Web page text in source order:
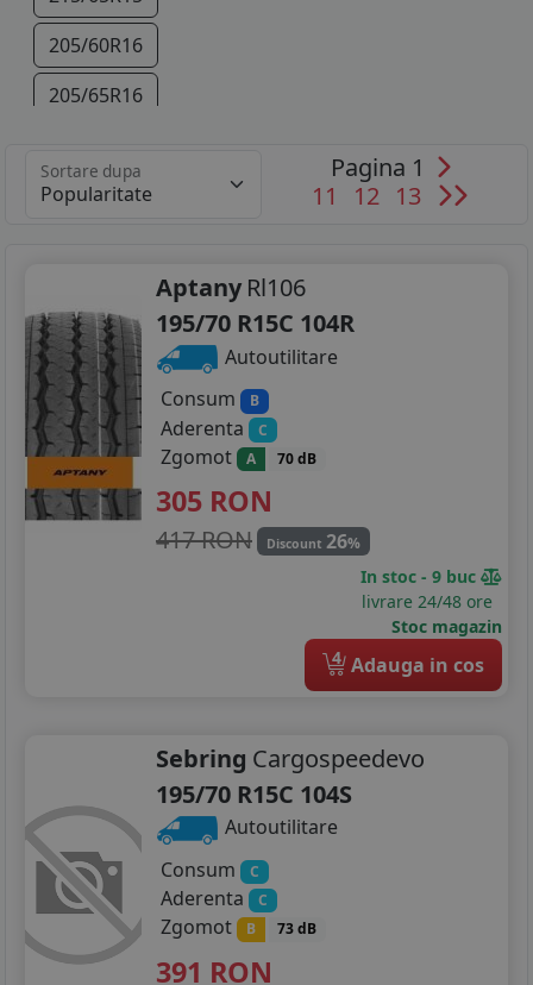
205/60R16
205/65R16
225/60R16
225/55R17
235/55R17
255/45R18
Sortare dupa
Pagina 1
11
12 13
Aptany Rl106
195/70 R15C 104R
Autoutilitare
Consum
B
Aderenta C
Zgomot A 70 dB
305 RON
417 RON Discount 26%
In stoc - 9 buc
livrare 24/48 ore
Stoc magazin
4 Adauga in cos
Sebring Cargospeedevo
195/70 R15C 104S
Autoutilitare
Consum
C
Aderenta C
Zgomot B 73 dB
391 RON